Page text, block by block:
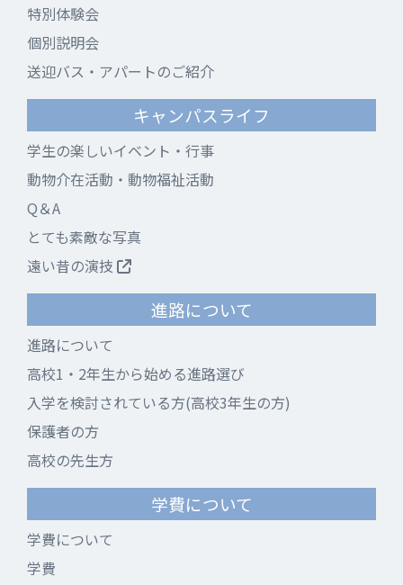
特別体験会
個別説明会
送迎バス・アパートのご紹介
キャンパスライフ
学生の楽しいイベント・行事
動物介在活動・動物福祉活動
Q＆A
とても素敵な写真
遠い昔の演技
進路について
進路について
高校1・2年生から始める進路選び
入学を検討されている方(高校3年生の方)
保護者の方
高校の先生方
学費について
学費について
学費